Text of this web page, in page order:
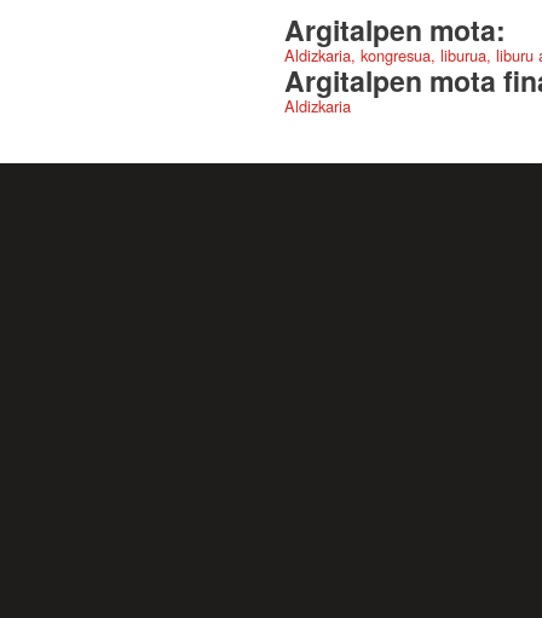
Argitalpen mota:
Aldizkaria, kongresua, liburua,
Argitalpen mota
Aldizkaria